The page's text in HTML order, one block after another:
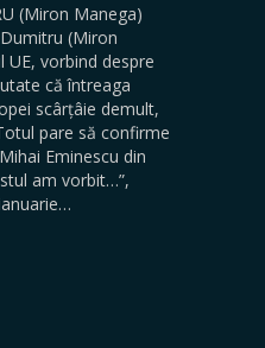
(Miron Manega)
(Miron
UE, vorbind despre
că întreaga
scârțâie demult,
pare să confirme
Eminescu din
am vorbit…”,